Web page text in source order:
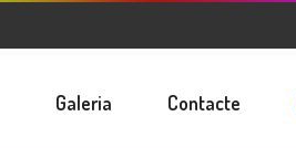
Galeria Contacte